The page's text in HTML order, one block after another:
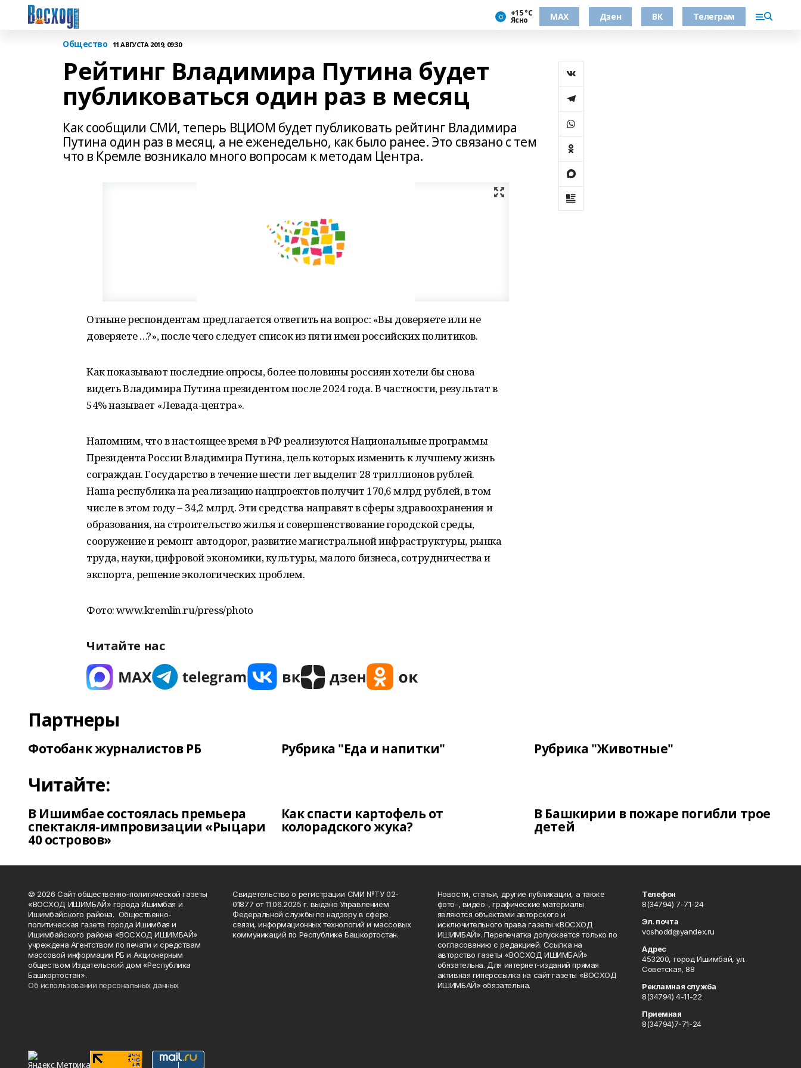
+15 °С
Ясно МАХ Дзен ВК Телеграм
Общество 11 АВГУСТА 2019, 09:30
Рейтинг Владимира Путина будет
публиковаться один раз в месяц
Как сообщили СМИ, теперь ВЦИОМ будет публиковать рейтинг Владимира
Путина один раз в месяц, а не еженедельно, как было ранее. Это связано с тем
что в Кремле возникало много вопросам к методам Центра.
Отныне респондентам предлагается ответить на вопрос: «Вы доверяете или не
доверяете …?», после чего следует список из пяти имен российских политиков.
Как показывают последние опросы, более половины россиян хотели бы снова
видеть Владимира Путина президентом после 2024 года. В частности, результат в
54% называет «Левада-центра».
Напомним, что в настоящее время в РФ реализуются Национальные программы
Президента России Владимира Путина, цель которых изменить к лучшему жизнь
сограждан. Государство в течение шести лет выделит 28 триллионов рублей.
Наша республика на реализацию нацпроектов получит 170,6 млрд рублей, в том
числе в этом году – 34,2 млрд. Эти средства направят в сферы здравоохранения и
образования, на строительство жилья и совершенствование городской среды,
сооружение и ремонт автодорог, развитие магистральной инфраструктуры, рынка
труда, науки, цифровой экономики, культуры, малого бизнеса, сотрудничества и
экспорта, решение экологических проблем.
Фото: www.kremlin.ru/press/photo
Читайте нас
Партнеры
Фотобанк журналистов РБ Рубрика "Еда и напитки" Рубрика "Животные"
Читайте:
В Ишимбае состоялась премьера
спектакля-импровизации «Рыцари
40 островов»
Как спасти картофель от
колорадского жука?
В Башкирии в пожаре погибли трое
детей
© 2026 Сайт общественно-политической газеты
«ВОСХОД ИШИМБАЙ» города Ишимбая и
Ишимбайского района. Общественно-
политическая газета города Ишимбая и
Ишимбайского района «ВОСХОД ИШИМБАЙ»
учреждена Агентством по печати и средствам
массовой информации РБ и Акционерным
обществом Издательский дом «Республика
Башкортостан».
Об использовании персональных данных
Свидетельство о регистрации СМИ №ТУ 02-
01877 от 11.06.2025 г. выдано Управлением
Федеральной службы по надзору в сфере
связи, информационных технологий и массовых
коммуникаций по Республике Башкортостан.
Новости, статьи, другие публикации, а также
фото-, видео-, графические материалы
являются объектами авторского и
исключительного права газеты «ВОСХОД
ИШИМБАЙ». Перепечатка допускается только по
согласованию с редакцией. Ссылка на
авторство газеты «ВОСХОД ИШИМБАЙ»
обязательна. Для интернет-изданий прямая
активная гиперссылка на сайт газеты «ВОСХОД
ИШИМБАЙ» обязательна.
Телефон
8(34794) 7-71-24
Эл. почта
voshodd@yandex.ru
Адрес
453200, город Ишимбай, ул.
Советская, 88
Рекламная служба
8(34794) 4-11-22
Приемная
8(34794)7-71-24